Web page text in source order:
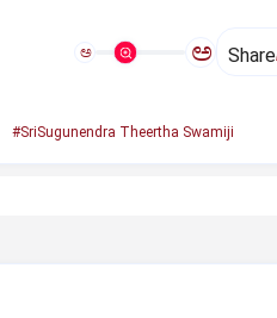
ಅ ಅ Share
#SriSugunendra Theertha Swamiji